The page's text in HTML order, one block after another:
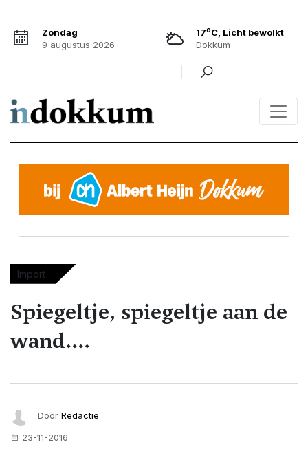
Zondag
9 augustus 2026
17oC, Licht bewolkt
Dokkum
Import
Spiegeltje, spiegeltje aan de
wand....
Door Redactie
23-11-2016